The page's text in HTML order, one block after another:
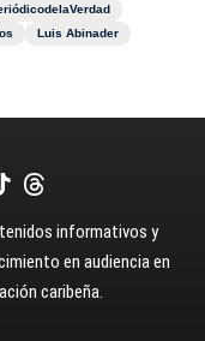
Luis Abinader
informativos y
en audiencia en
caribeña.